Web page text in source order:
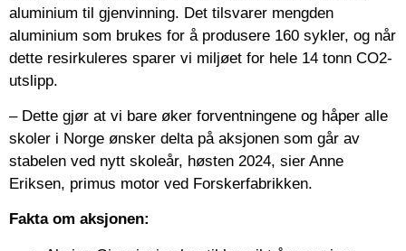
aluminium til gjenvinning. Det tilsvarer mengden
aluminium som brukes for å produsere 160 sykler, og når
dette resirkuleres sparer vi miljøet for hele 14 tonn CO2-
utslipp.
– Dette gjør at vi bare øker forventningene og håper alle
skoler i Norge ønsker delta på aksjonen som går av
stabelen ved nytt skoleår, høsten 2024, sier Anne
Eriksen, primus motor ved Forskerfabrikken.
Fakta om aksjonen: